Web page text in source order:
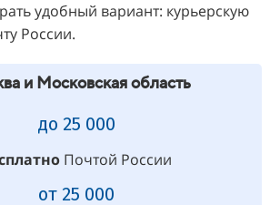
удобный вариант: курьерскую
России.
и Московская область
до 25 000
Почтой России
от 25 000